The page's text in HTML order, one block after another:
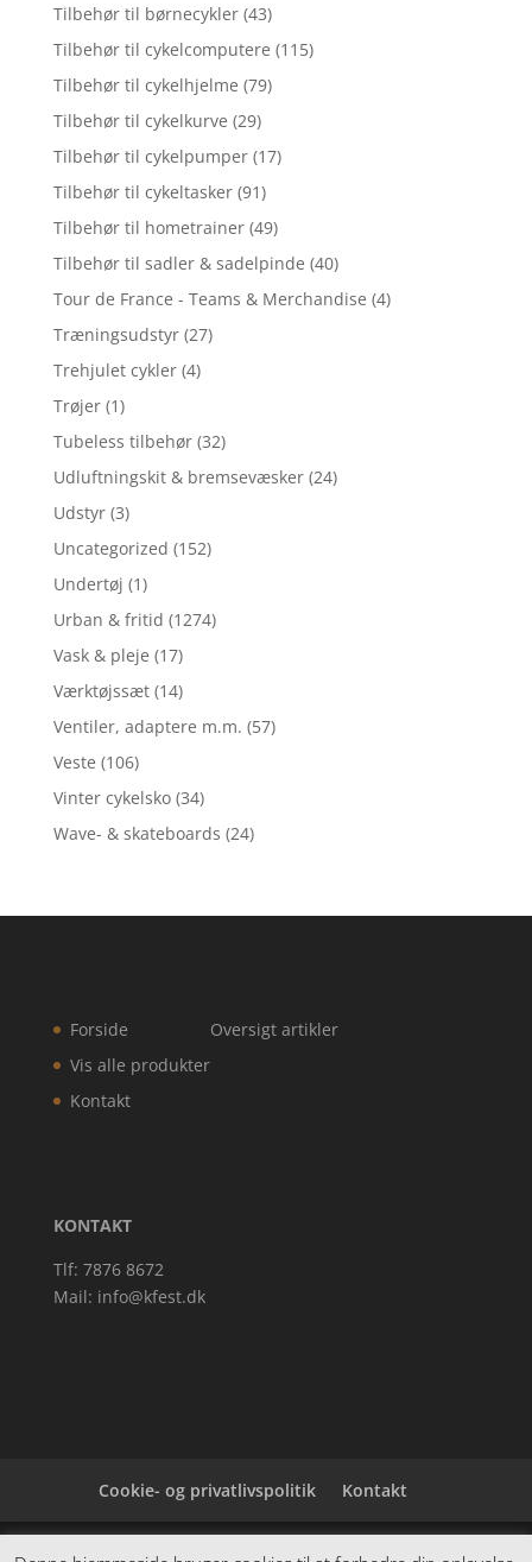
Tilbehør til børnecykler (43)
Tilbehør til cykelcomputere (115)
Tilbehør til cykelhjelme (79)
Tilbehør til cykelkurve (29)
Tilbehør til cykelpumper (17)
Tilbehør til cykeltasker (91)
Tilbehør til hometrainer (49)
Tilbehør til sadler & sadelpinde (40)
Tour de France - Teams & Merchandise (4)
Træningsudstyr (27)
Trehjulet cykler (4)
Trøjer (1)
Tubeless tilbehør (32)
Udluftningskit & bremsevæsker (24)
Udstyr (3)
Uncategorized (152)
Undertøj (1)
Urban & fritid (1274)
Vask & pleje (17)
Værktøjssæt (14)
Ventiler, adaptere m.m. (57)
Veste (106)
Vinter cykelsko (34)
Wave- & skateboards (24)
Forside
Vis alle produkter
Kontakt
Oversigt artikler
KONTAKT
Tlf: 7876 8672
Mail: info@kfest.dk
Cookie- og privatlivspolitik Kontakt
Denne hjemmeside samler et bredt udvalg af